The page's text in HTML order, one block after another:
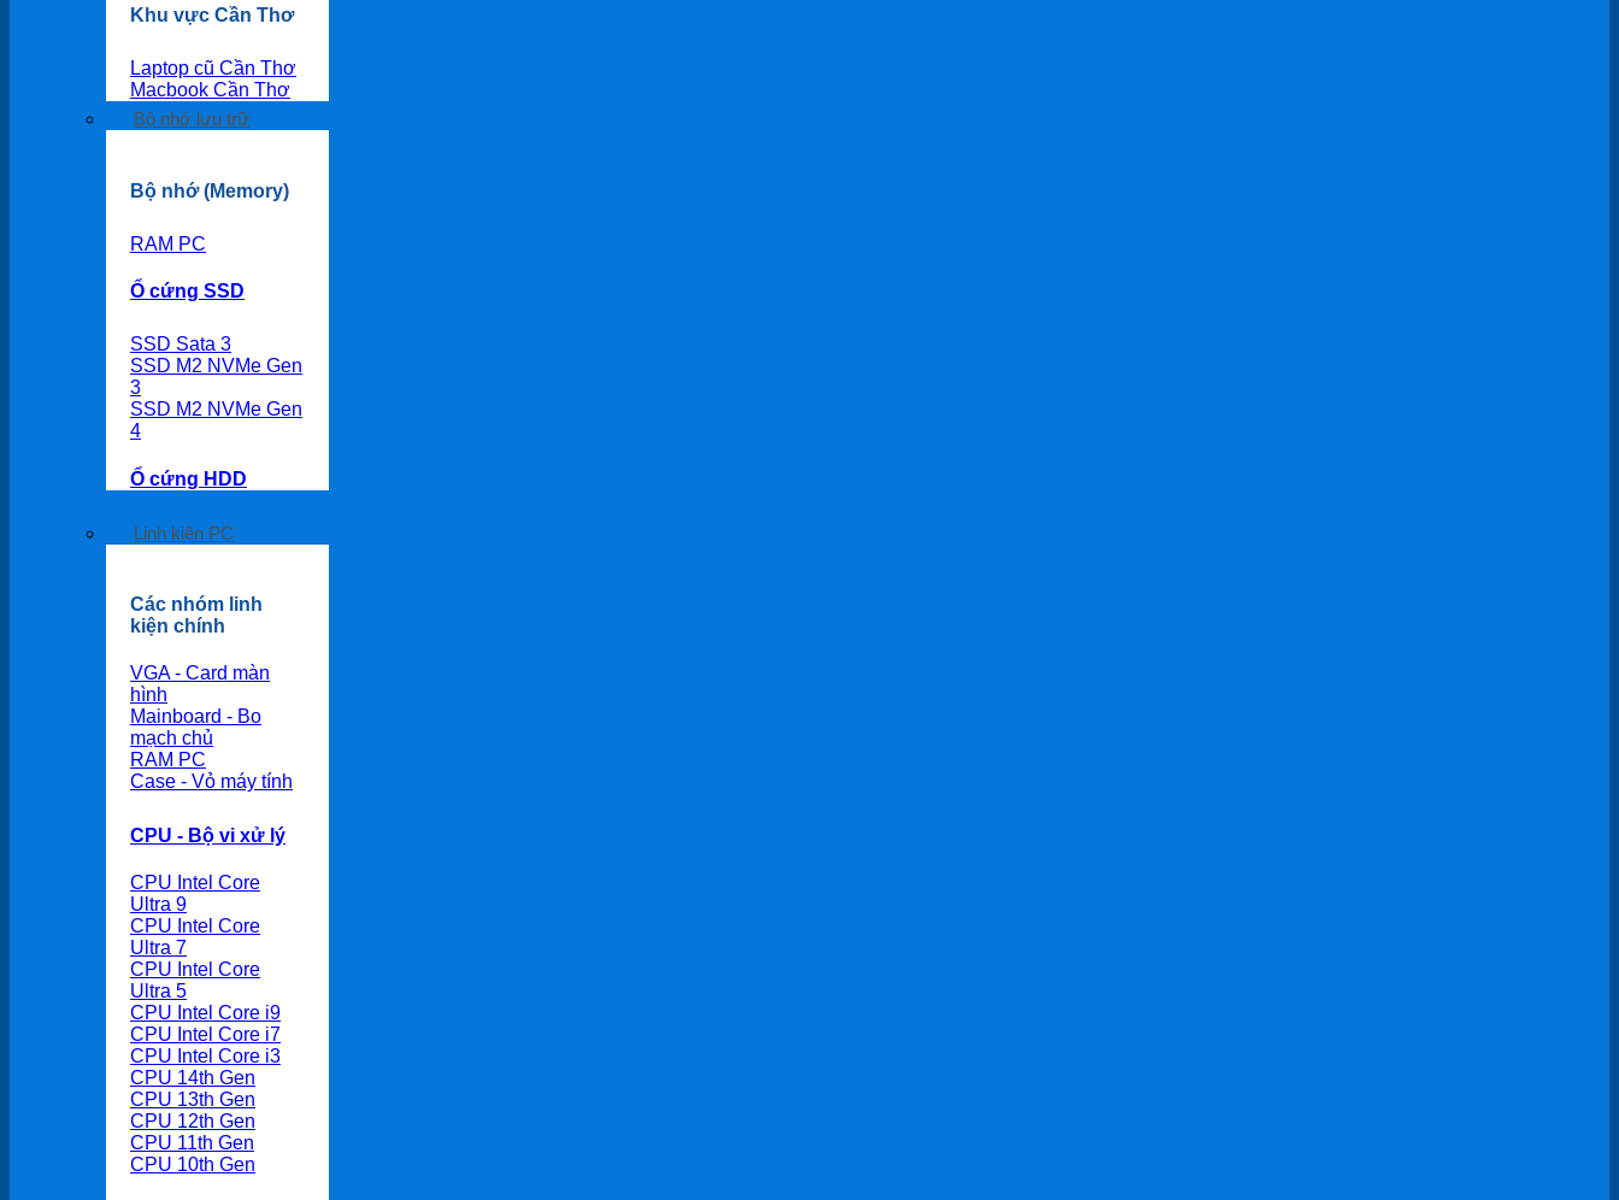
Khu vực Cần Thơ
Laptop cũ Cần Thơ
Macbook Cần Thơ
Bộ nhớ lưu trữ
Bộ nhớ (Memory)
RAM PC
Ổ cứng SSD
SSD Sata 3
SSD M2 NVMe Gen
3
SSD M2 NVMe Gen
4
Ổ cứng HDD
Linh kiện PC
Các nhóm linh
kiện chính
VGA - Card màn
hình
Mainboard - Bo
mạch chủ
RAM PC
Case - Vỏ máy tính
CPU - Bộ vi xử lý
CPU Intel Core
Ultra 9
CPU Intel Core
Ultra 7
CPU Intel Core
Ultra 5
CPU Intel Core i9
CPU Intel Core i7
CPU Intel Core i3
CPU 14th Gen
CPU 13th Gen
CPU 12th Gen
CPU 11th Gen
CPU 10th Gen